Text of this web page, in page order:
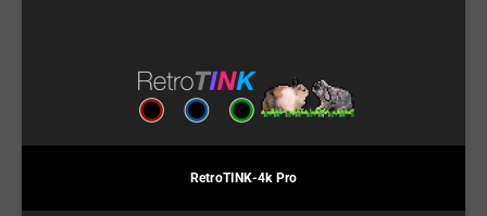
RetroTINK-4k Pro